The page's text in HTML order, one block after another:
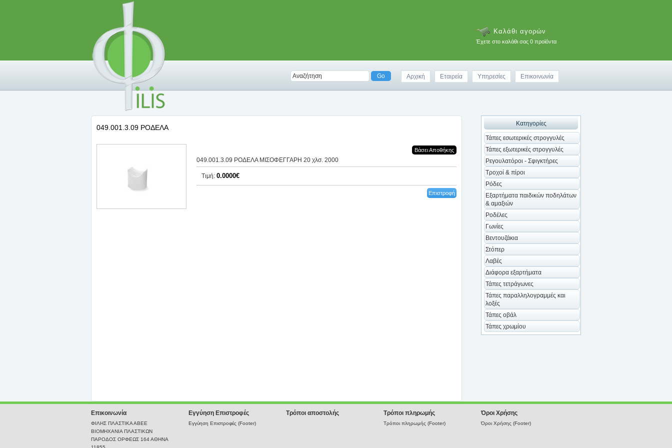
Καλάθι αγορών
Έχετε στο καλάθι σας 0 προϊόντα
Αρχική Εταιρεία Υπηρεσίες Επικοινωνία
Κατηγορίες
Τάπες εσωτερικές στρογγυλές
Τάπες εξωτερικές στρογγυλές
Ρεγουλατόροι - Σφιγκτήρες
Τροχοί & πίροι
Ρόδες
Εξαρτήματα παιδικών ποδηλάτων
& αμαξιών
Ροδέλες
Γωνίες
Βεντουζάκια
Στόπερ
Λαβές
Διάφορα εξαρτήματα
Τάπες τετράγωνες
Τάπες παραλληλογραμμές και
λοξές
Τάπες οβάλ
Τάπες χρωμίου
049.001.3.09 ΡΟΔΕΛΑ
Βάσει Αποθήκης
049.001.3.09 ΡΟΔΕΛΑ ΜΙΣΟΦΕΓΓΑΡΗ 20 χλσ. 2000
Τιμή: 0.0000€
Επιστροφή
Επικοινωνία
ΦΙΛΗΣ ΠΛΑΣΤΙΚΑ ΑΒΕΕ
ΒΙΟΜΗΧΑΝΙΑ ΠΛΑΣΤΙΚΩΝ
ΠΑΡΟΔΟΣ ΟΡΦΕΩΣ 164 ΑΘΗΝΑ
Εγγύηση Επιστροφές
Εγγύηση Επιστροφές (Footer)
Τρόποι αποστολής Τρόποι πληρωμής
Τρόποι πληρωμής (Footer)
Όροι Χρήσης
Όροι Χρήσης (Footer)